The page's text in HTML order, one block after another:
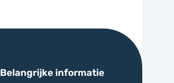
Belangrijke informatie